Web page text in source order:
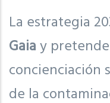
La estrategia
Gaiay
concienciación
de la